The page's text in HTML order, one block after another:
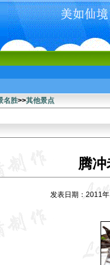
名胜>>其他景点
腾
发表日期：